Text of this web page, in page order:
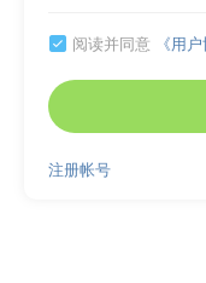
 阅读并同意 《用
注册帐号